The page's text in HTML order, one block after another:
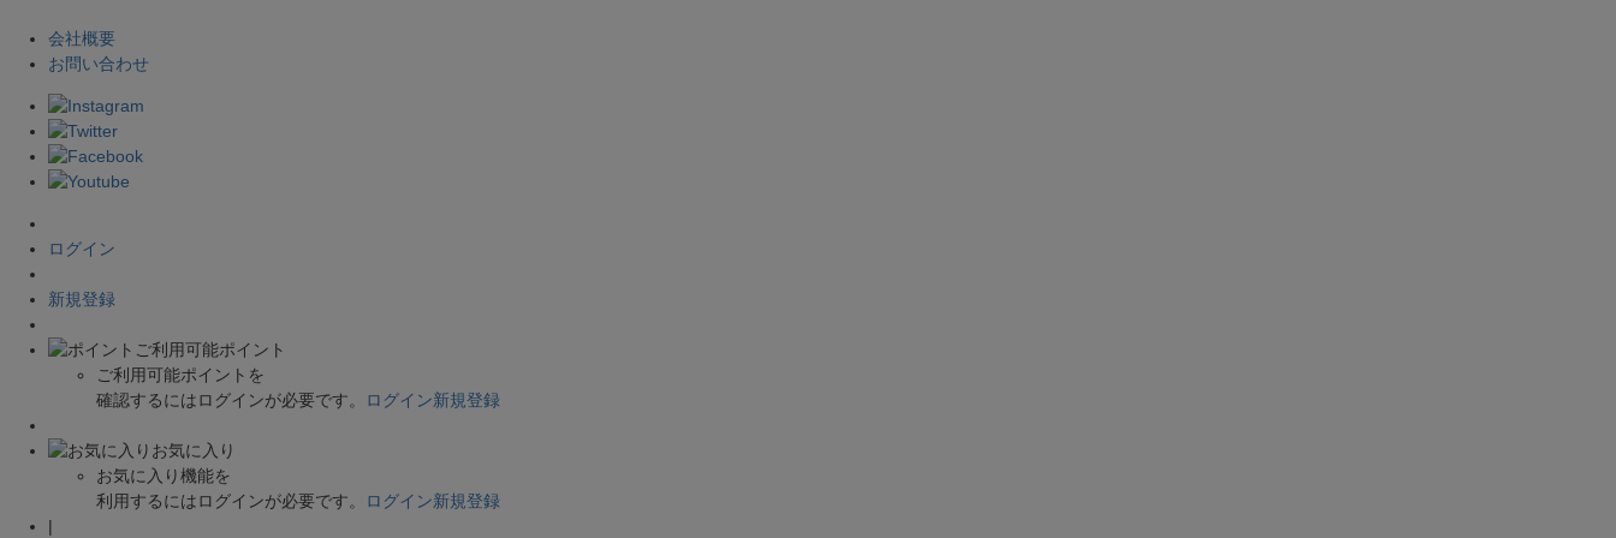
会社概要
お問い合わせ
ログイン
新規登録
ご利用可能ポイント
ご利用可能ポイントを
確認するにはログインが必要です。
ログイン新規登録
お気に入り
お気に入り機能を
利用するにはログインが必要です。
ログイン新規登録
|